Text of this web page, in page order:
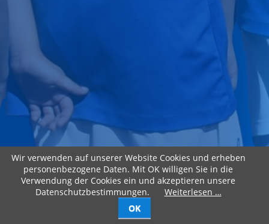
Wir verwenden auf unserer Website Cookies und erheben
personenbezogene Daten. Mit OK willigen Sie in die
Verwendung der Cookies ein und akzeptieren unsere
Datenschutzbestimmungen.
Weiterlesen …
OK